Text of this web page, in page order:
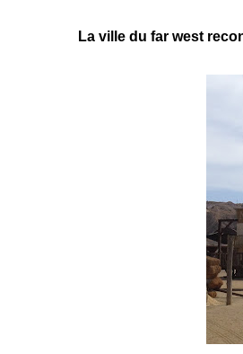
La ville du far west